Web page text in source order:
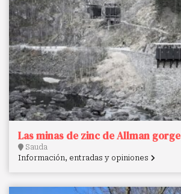
Las minas de zinc de Allman gorge
Sauda
Información, entradas y opiniones